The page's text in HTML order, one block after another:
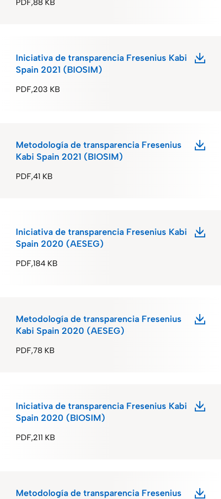
88 KB
PDF
203 KB
PDF
Iniciativa de transparencia Fresenius Kabi
Spain 2021 (BIOSIM)
41 KB
PDF
Metodología de transparencia Fresenius
Kabi Spain 2021 (BIOSIM)
184 KB
PDF
Iniciativa de transparencia Fresenius Kabi
Spain 2020 (AESEG)
78 KB
PDF
Metodología de transparencia Fresenius
Kabi Spain 2020 (AESEG)
211 KB
PDF
Iniciativa de transparencia Fresenius Kabi
Spain 2020 (BIOSIM)
Metodología de transparencia Fresenius